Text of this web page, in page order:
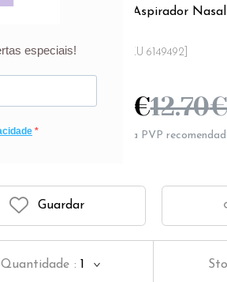
Narhinel Soft Aspirador
[SKU 6149492]
9.89 €12.70€
Preço riscado representa PVP
Guardar
Quantidade : 1